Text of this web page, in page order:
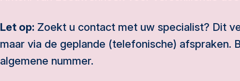
Let op: Zoekt u contact met uw specialist? Dit
maar via de geplande (telefonische) afspraken.
algemene nummer.